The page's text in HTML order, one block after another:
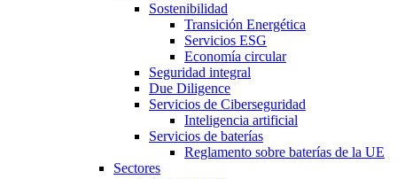
Sostenibilidad
Transición Energética
Servicios ESG
Economía circular
Seguridad integral
Due Diligence
Servicios de Ciberseguridad
Inteligencia artificial
Servicios de baterías
Reglamento sobre baterías de la UE
Sectores